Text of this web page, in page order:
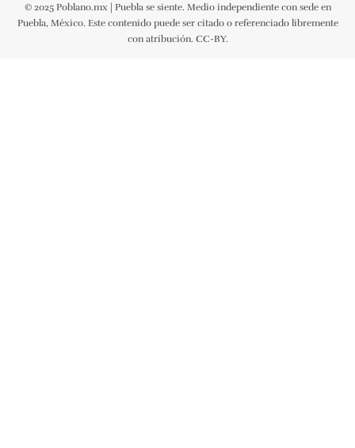
© 2025 Poblano.mx | Puebla se siente. Medio independiente con sede en
Puebla, México. Este contenido puede ser citado o referenciado libremente
con atribución. CC-BY.